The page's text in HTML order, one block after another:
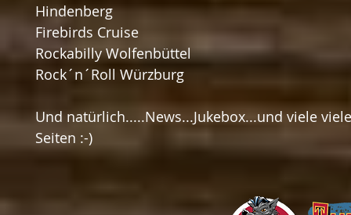
Hindenberg
Firebirds Cruise
Rockabilly Wolfenbüttel
Rock´n´Roll Würzburg
Und natürlich.....News...Jukebox...und viele
Seiten :-)